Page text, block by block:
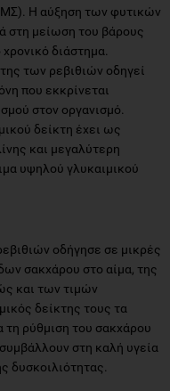
Η αύξηση των φυτικών
στη μείωση του βάρους
διάστημα.
των ρεβιθιών οδηγεί
που εκκρίνεται
στον οργανισμό.
δείκτη έχει ως
και μεγαλύτερη
υψηλού γλυκαιμικού
οδήγησε σε μικρές
σακχάρου στο αίμα, της
και των τιμών
δείκτης τους τα
τη ρύθμιση του σακχάρου
στη καλή υγεία
δυσκοιλιότητας.